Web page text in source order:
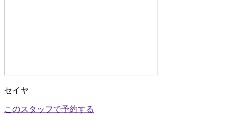
セイヤ
このスタッフで予約する